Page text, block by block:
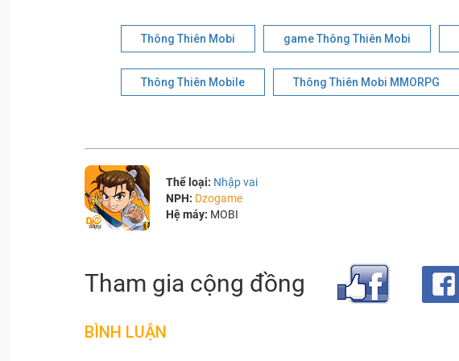
Thông Thiên Mobi game Thông Thiên Mobi
Thông Thiên Mobile Thông Thiên Mobi MMORPG
Thể loại: Nhập vai
NPH: Dzogame
Hệ máy: MOBI
Tham gia cộng đồng
BÌNH LUẬN